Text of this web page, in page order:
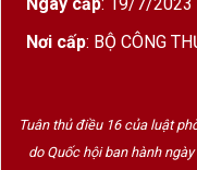
Màu sắc
Nhiệt độ
phục vụ
Nơi cấp: BỘ CÔNG
Tuân thủ điều 16 của luật
do Quốc hội ban hành